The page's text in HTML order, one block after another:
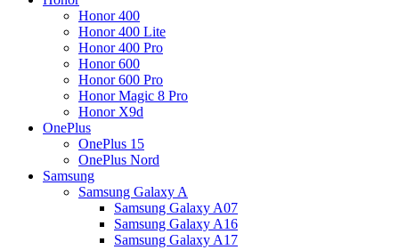
Honor 400
Honor 400 Lite
Honor 400 Pro
Honor 600
Honor 600 Pro
Honor Magic 8 Pro
Honor X9d
OnePlus
OnePlus 15
OnePlus Nord
Samsung
Samsung Galaxy A
Samsung Galaxy A07
Samsung Galaxy A16
Samsung Galaxy A17